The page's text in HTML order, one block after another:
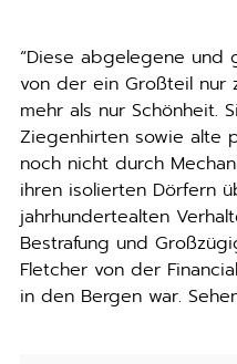
“Diese abgelegene und
von der ein Großteil
mehr als nur Schönheit.
Ziegenhirten sowie alte
noch nicht durch
ihren isolierten Dörfern
jahrhundertealten
Bestrafung und
Fletcher von der
in den Bergen war.